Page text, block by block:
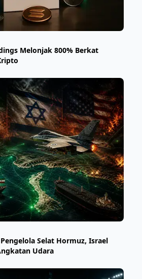
Melonjak 800% Berkat
Selat Hormuz, Israel
Udara